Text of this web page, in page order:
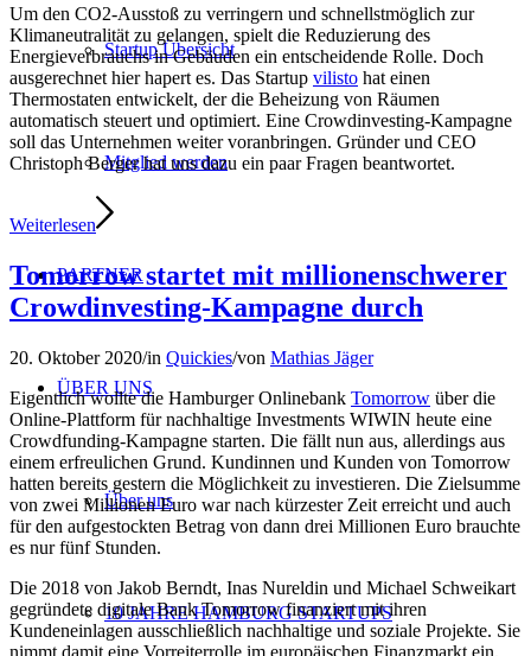
Startup Übersicht
Mitglied werden
PARTNER
ÜBER UNS
Über uns
10 JAHRE HAMBURG STARTUPS
Um den CO2-Ausstoß zu verringern und schnellstmöglich zur
Klimaneutralität zu gelangen, spielt die Reduzierung des
Energieverbrauchs in Gebäuden ein entscheidende Rolle. Doch
ausgerechnet hier hapert es. Das Startup vilisto hat einen
Thermostaten entwickelt, der die Beheizung von Räumen
automatisch steuert und optimiert. Eine Crowdinvesting-Kampagne
soll das Unternehmen weiter voranbringen. Gründer und CEO
Christoph Berger hat uns dazu ein paar Fragen beantwortet.
Weiterlesen
Tomorrow startet mit millionenschwerer
Crowdinvesting-Kampagne durch
20. Oktober 2020/in Quickies/von Mathias Jäger
Eigentlich wollte die Hamburger Onlinebank Tomorrow über die
Online-Plattform für nachhaltige Investments WIWIN heute eine
Crowdfunding-Kampagne starten. Die fällt nun aus, allerdings aus
einem erfreulichen Grund. Kundinnen und Kunden von Tomorrow
hatten bereits gestern die Möglichkeit zu investieren. Die Zielsumme
von zwei Millionen Euro war nach kürzester Zeit erreicht und auch
für den aufgestockten Betrag von dann drei Millionen Euro brauchte
es nur fünf Stunden.
Die 2018 von Jakob Berndt, Inas Nureldin und Michael Schweikart
gegründete digitale Bank Tomorrow finanziert mit ihren
Kundeneinlagen ausschließlich nachhaltige und soziale Projekte. Sie
nimmt damit eine Vorreiterrolle im europäischen Finanzmarkt ein.